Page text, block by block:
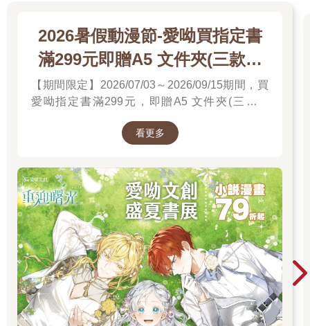
2026暑假動漫節-愛呦買指定書
滿299元即贈A5 文件夾(三款隨
機)
【期間限定】2026/07/03～2026/09/15期間，買
愛呦指定書滿299元，即贈A5 文件夾(三款隨
看更多